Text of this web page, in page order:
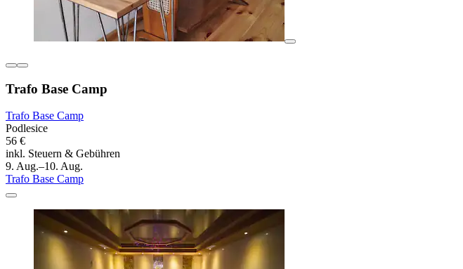
Trafo Base Camp
Trafo Base Camp
Podlesice
56 €
inkl. Steuern & Gebühren
9. Aug.–10. Aug.
Trafo Base Camp